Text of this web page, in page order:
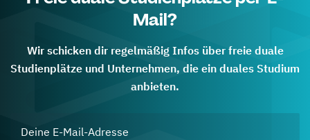
Mail?
Wir schicken dir regelmäßig Infos über freie duale
Studienplätze und Unternehmen, die ein duales Studium
anbieten.
Deine E-Mail-Adresse